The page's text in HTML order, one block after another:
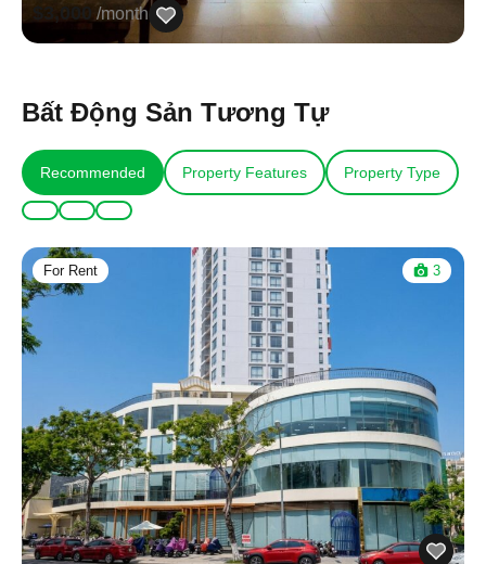
$3,000 /month
Bất Động Sản Tương Tự
Recommended Property Features Property Type
For Rent 3